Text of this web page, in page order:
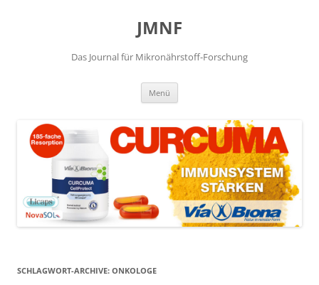
JMNF
Das Journal für Mikronährstoff-Forschung
Menü
SCHLAGWORT-ARCHIVE: ONKOLOGE